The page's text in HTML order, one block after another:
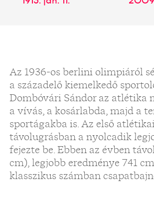
Az 1936-os berlini olimpiáról
a századelő kiemelkedő
Dombóvári Sándor az atlétika
a vívás, a kosárlabda, majd a
sportágakba is. Az első
távolugrásban a nyolcadik
fejezte be. Ebben az évben
cm), legjobb eredménye 741
klasszikus számban